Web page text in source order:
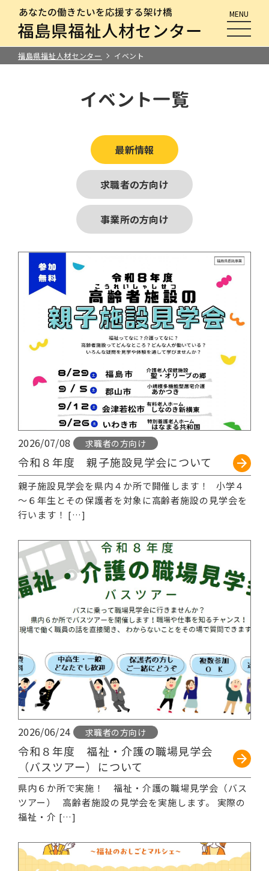
MENU
メニ
福島県福祉人材センター イベント
イベント一覧
最新情報
求職者の方向け
事業所の方向け
2026/07/08 求職者の方向け
令和８年度 親子施設見学会について
親子施設見学会を県内４か所で開催します！ 小学４
～６年生とその保護者を対象に高齢者施設の見学会を
行います！ […]
2026/06/24 求職者の方向け
令和８年度 福祉・介護の職場見学会
（バスツアー）について
県内６か所で実施！ 福祉・介護の職場見学会（バス
ツアー） 高齢者施設の見学会を実施します。 実際の
福祉・介 […]